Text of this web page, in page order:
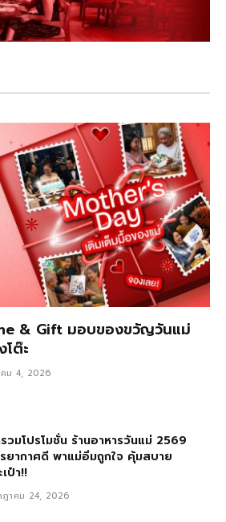
& Gift มอบของขวัญวันแม่
ต๊ะ
คม 4, 2026
วมโปรโมชั่น ร้านอาหารวันแม่ 2569
ยากาศดี พาแม่อิ่มถูกใจ คุ้มสบาย
เป๋า!!
ฎาคม 24, 2026